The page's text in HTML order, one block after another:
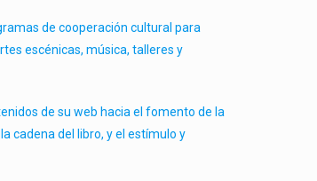
de cooperación cultural para
escénicas, música, talleres y
de su web hacia el fomento de la
cadena del libro, y el estímulo y